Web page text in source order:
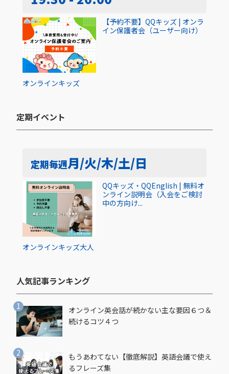
オンラインキッズ
【予約不要】QQキッズ | オンラ
イン保護者会（ユーザー向け）
定期イベント​
定期毎週月/火/木/土/日
オンラインキッズ大人
QQキッズ・QQEnglish | 無料オ
ンライン説明会（入会をご検討
中の方向け...
人気記事ランキング​
オンライン英会話が続かない主な要因６つ＆
続けるコツ４つ
もうあわてない【徹底解説】英語会議で使え
るフレーズ集